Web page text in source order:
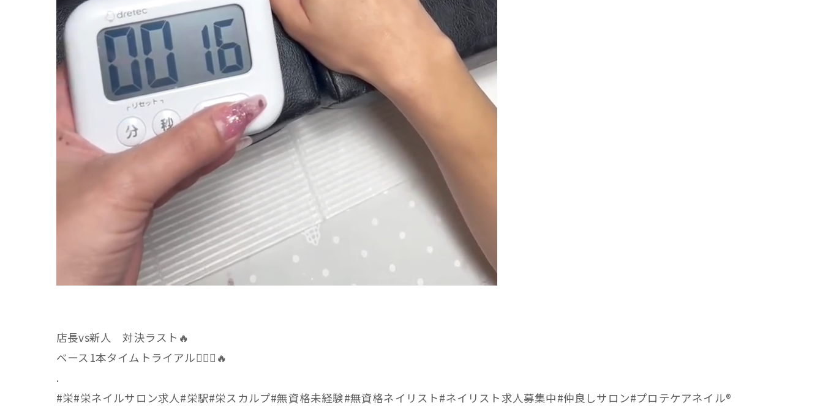
店長vs新人 対決ラスト🔥
ベース1本タイムトライアル🤦🏻‍♀️🔥
.
#栄#栄ネイルサロン求人#栄駅#栄スカルプ#無資格未経験#無資格ネイリスト#ネイリスト求人募集中#仲良しサロン#プロテケアネイル®︎